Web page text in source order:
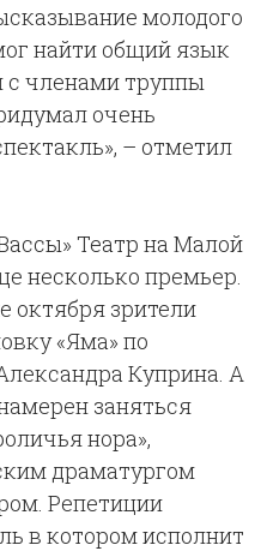
молодого
найти общий язык
с членами труппы
очень
– отметил
Театр на Малой
несколько премьер.
октября зрители
«Яма» по
Куприна. А
заняться
нора»,
драматургом
Репетиции
в котором исполнит